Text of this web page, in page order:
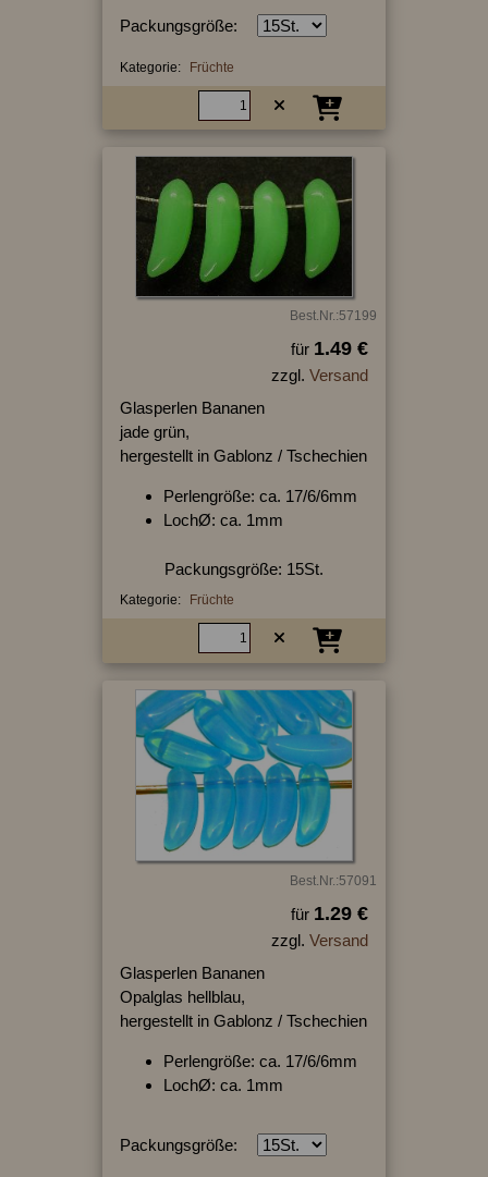
Packungsgröße:
Kategorie: Früchte
Best.Nr.:57199
für 1.49 €
zzgl. Versand
Glasperlen Bananen
jade grün,
hergestellt in Gablonz / Tschechien
Perlengröße: ca. 17/6/6mm
LochØ: ca. 1mm
Packungsgröße: 15St.
Kategorie: Früchte
Best.Nr.:57091
für 1.29 €
zzgl. Versand
Glasperlen Bananen
Opalglas hellblau,
hergestellt in Gablonz / Tschechien
Perlengröße: ca. 17/6/6mm
LochØ: ca. 1mm
Packungsgröße: